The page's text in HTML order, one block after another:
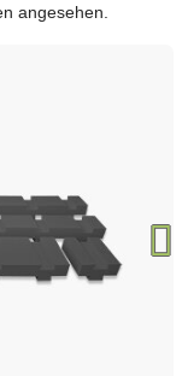
angesehen.